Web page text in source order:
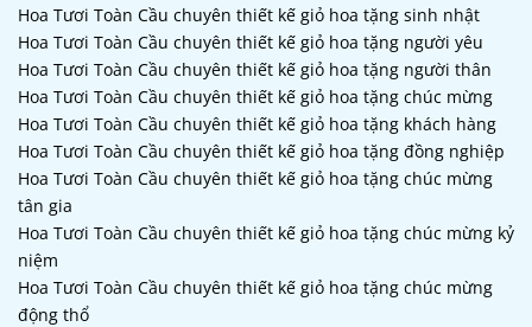
Hoa Tươi Toàn Cầu chuyên thiết kế giỏ hoa tặng sinh nhật
Hoa Tươi Toàn Cầu chuyên thiết kế giỏ hoa tặng người yêu
Hoa Tươi Toàn Cầu chuyên thiết kế giỏ hoa tặng người thân
Hoa Tươi Toàn Cầu chuyên thiết kế giỏ hoa tặng chúc mừng
Hoa Tươi Toàn Cầu chuyên thiết kế giỏ hoa tặng khách hàng
Hoa Tươi Toàn Cầu chuyên thiết kế giỏ hoa tặng đồng nghiệp
Hoa Tươi Toàn Cầu chuyên thiết kế giỏ hoa tặng chúc mừng
tân gia
Hoa Tươi Toàn Cầu chuyên thiết kế giỏ hoa tặng chúc mừng kỷ
niệm
Hoa Tươi Toàn Cầu chuyên thiết kế giỏ hoa tặng chúc mừng
động thổ